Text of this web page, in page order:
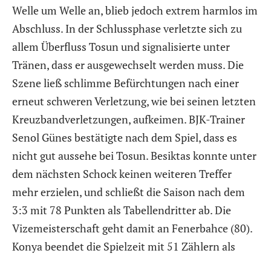
Welle um Welle an, blieb jedoch extrem harmlos im
Abschluss. In der Schlussphase verletzte sich zu
allem Überfluss Tosun und signalisierte unter
Tränen, dass er ausgewechselt werden muss. Die
Szene ließ schlimme Befürchtungen nach einer
erneut schweren Verletzung, wie bei seinen letzten
Kreuzbandverletzungen, aufkeimen. BJK-Trainer
Senol Günes bestätigte nach dem Spiel, dass es
nicht gut aussehe bei Tosun. Besiktas konnte unter
dem nächsten Schock keinen weiteren Treffer
mehr erzielen, und schließt die Saison nach dem
3:3 mit 78 Punkten als Tabellendritter ab. Die
Vizemeisterschaft geht damit an Fenerbahce (80).
Konya beendet die Spielzeit mit 51 Zählern als